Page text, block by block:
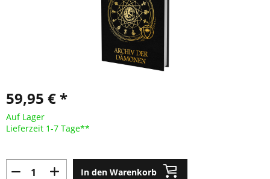
59,95 € *
Auf Lager
Lieferzeit 1-7 Tage**
In den Warenkorb